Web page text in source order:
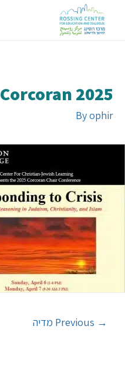
Corcoran 2025
Byophir
→